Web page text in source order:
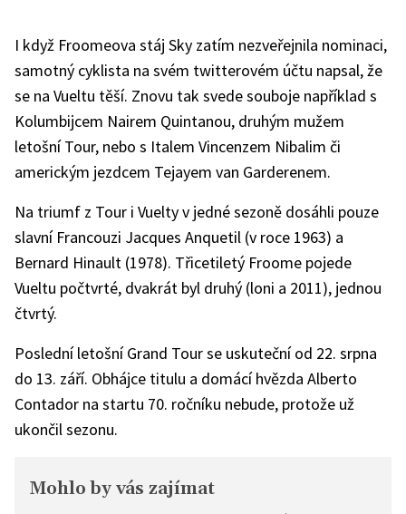
I když Froomeova stáj Sky zatím nezveřejnila nominaci,
samotný cyklista na svém twitterovém účtu napsal, že
se na Vueltu těší. Znovu tak svede souboje například s
Kolumbijcem Nairem Quintanou, druhým mužem
letošní Tour, nebo s Italem Vincenzem Nibalim či
americkým jezdcem Tejayem van Garderenem.
Na triumf z Tour i Vuelty v jedné sezoně dosáhli pouze
slavní Francouzi Jacques Anquetil (v roce 1963) a
Bernard Hinault (1978). Třicetiletý Froome pojede
Vueltu počtvrté, dvakrát byl druhý (loni a 2011), jednou
čtvrtý.
Poslední letošní Grand Tour se uskuteční od 22. srpna
do 13. září. Obhájce titulu a domácí hvězda Alberto
Contador na startu 70. ročníku nebude, protože už
ukončil sezonu.
Mohlo by vás zajímat